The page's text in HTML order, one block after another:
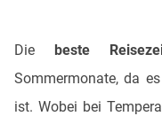
Die beste
Sommermonate, da
ist. Wobei bei